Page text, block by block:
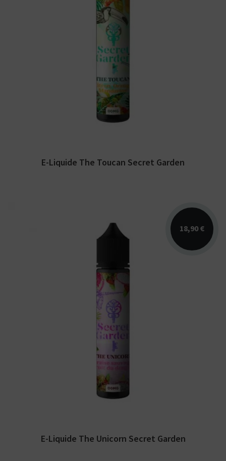
Arômes : citron, orange, mandarine. E-liquide
Secret Garden. Disponible en 50 ml sans
E-Liquide The Toucan Secret Garden
18,90 €
Arômes : fruit du dragon, fraise. E-liquide
Secret Garden. Disponible en 50 ml sans
E-Liquide The Unicorn Secret Garden